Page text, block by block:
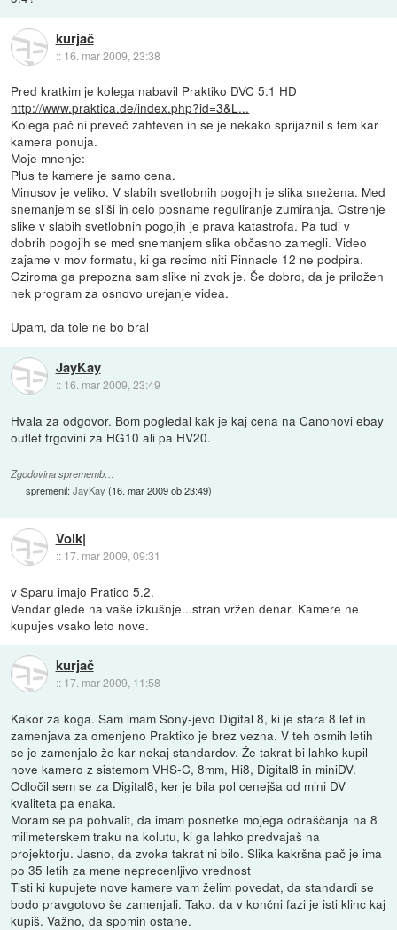
kurjač
:: 16. mar 2009, 23:38
Pred kratkim je kolega nabavil Praktiko DVC 5.1 HD
http://www.praktica.de/index.php?id=3&L...
Kolega pač ni preveč zahteven in se je nekako sprijaznil s tem kar
kamera ponuja.
Moje mnenje:
Plus te kamere je samo cena.
Minusov je veliko. V slabih svetlobnih pogojih je slika snežena. Med
snemanjem se sliši in celo posname reguliranje zumiranja. Ostrenje
slike v slabih svetlobnih pogojih je prava katastrofa. Pa tudi v
dobrih pogojih se med snemanjem slika občasno zamegli. Video
zajame v mov formatu, ki ga recimo niti Pinnacle 12 ne podpira.
Oziroma ga prepozna sam slike ni zvok je. Še dobro, da je priložen
nek program za osnovo urejanje videa.
Upam, da tole ne bo bral
JayKay
:: 16. mar 2009, 23:49
Hvala za odgovor. Bom pogledal kak je kaj cena na Canonovi ebay
outlet trgovini za HG10 ali pa HV20.
Zgodovina sprememb…
spremenil:JayKay (16. mar 2009 ob 23:49)
Volk|
:: 17. mar 2009, 09:31
v Sparu imajo Pratico 5.2.
Vendar glede na vaše izkušnje...stran vržen denar. Kamere ne
kupujes vsako leto nove.
kurjač
:: 17. mar 2009, 11:58
Kakor za koga. Sam imam Sony-jevo Digital 8, ki je stara 8 let in
zamenjava za omenjeno Praktiko je brez vezna. V teh osmih letih
se je zamenjalo že kar nekaj standardov. Že takrat bi lahko kupil
nove kamero z sistemom VHS-C, 8mm, Hi8, Digital8 in miniDV.
Odločil sem se za Digital8, ker je bila pol cenejša od mini DV
kvaliteta pa enaka.
Moram se pa pohvalit, da imam posnetke mojega odraščanja na 8
milimeterskem traku na kolutu, ki ga lahko predvajaš na
projektorju. Jasno, da zvoka takrat ni bilo. Slika kakršna pač je ima
po 35 letih za mene neprecenljivo vrednost
Tisti ki kupujete nove kamere vam želim povedat, da standardi se
bodo pravgotovo še zamenjali. Tako, da v končni fazi je isti klinc kaj
kupiš. Važno, da spomin ostane.